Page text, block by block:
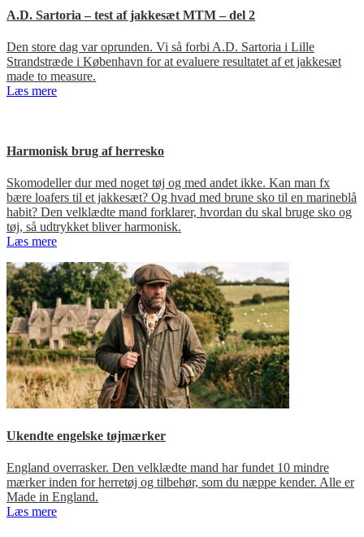
A.D. Sartoria – test af jakkesæt MTM – del 2
Den store dag var oprunden. Vi så forbi A.D. Sartoria i Lille
Strandstræde i København for at evaluere resultatet af et jakkesæt
made to measure.
Læs mere
Harmonisk brug af herresko
Skomodeller dur med noget tøj og med andet ikke. Kan man fx
bære loafers til et jakkesæt? Og hvad med brune sko til en marineblå
habit? Den velklædte mand forklarer, hvordan du skal bruge sko og
tøj, så udtrykket bliver harmonisk.
Læs mere
Ukendte engelske tøjmærker
England overrasker. Den velklædte mand har fundet 10 mindre
mærker inden for herretøj og tilbehør, som du næppe kender. Alle er
Made in England.
Læs mere